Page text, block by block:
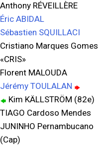
Anthony RÉVEILLÈRE
Éric ABIDAL
Sébastien SQUILLACI
Cristiano Marques Gomes
«CRIS»
Florent MALOUDA
Jérémy TOULALAN
Kim KÄLLSTRÖM (82e)
TIAGO Cardoso Mendes
JUNINHO Pernambucano
(Cap)